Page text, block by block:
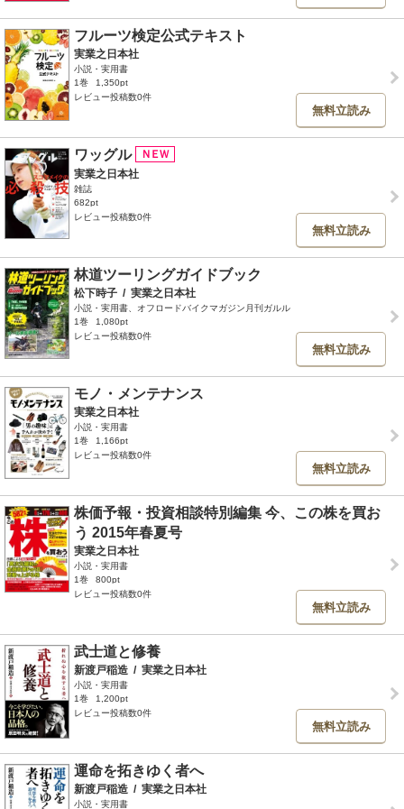
フルーツ検定公式テキスト
実業之日本社
小説・実用書
1巻
1,350pt
レビュー投稿数0件
無料立読み
ワッグル
実業之日本社
雑誌
682pt
レビュー投稿数0件
無料立読み
林道ツーリングガイドブック
松下時子 / 実業之日本社
小説・実用書、オフロードバイクマガジン月刊ガルル
1巻
1,080pt
レビュー投稿数0件
無料立読み
モノ・メンテナンス
実業之日本社
小説・実用書
1巻
1,166pt
レビュー投稿数0件
無料立読み
株価予報・投資相談特別編集 今、この株を買お
う 2015年春夏号
実業之日本社
小説・実用書
1巻
800pt
レビュー投稿数0件
無料立読み
武士道と修養
新渡戸稲造 / 実業之日本社
小説・実用書
1巻
1,200pt
レビュー投稿数0件
無料立読み
運命を拓きゆく者へ
新渡戸稲造 / 実業之日本社
小説・実用書